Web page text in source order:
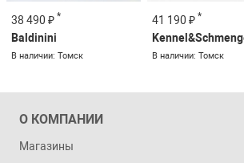
38 490 ₽ *
Baldinini
В наличии: Томск
41 190 ₽ *
В наличии: Томск
О КОМПАНИИ
Магазины